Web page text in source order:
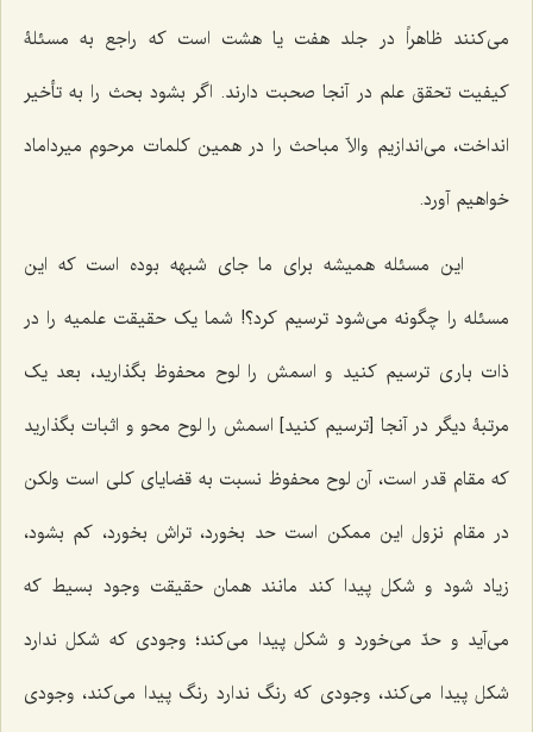
مى‌کنند ظاهراً در جلد هفت یا هشت است که راجع به مسئلۀ
کیفیت تحقق علم در آنجا صحبت دارند. اگر بشود بحث را به تأخیر
انداخت، می‌اندازیم والاّ مباحث را در همین کلمات مرحوم میرداماد
خواهیم آورد.
این مسئله همیشه براى ما جاى شبهه بوده است که این
مسئله را چگونه مى‌شود ترسیم کرد؟! شما یک حقیقت علمیه را در
ذات بارى ترسیم کنید و اسمش را لوح محفوظ بگذارید، بعد یک
مرتبۀ دیگر در آنجا [ترسیم کنید] اسمش را لوح محو و اثبات بگذارید
که مقام قدر است، آن لوح محفوظ نسبت به قضایاى کلى است ولکن
در مقام نزول این ممکن است حد بخورد، تراش بخورد، کم بشود،
زیاد شود و شکل پیدا کند مانند همان حقیقت وجود بسیط که
مى‌آید و حدّ مى‌خورد و شکل پیدا مى‌کند؛ وجودى که شکل ندارد
شکل پیدا مى‌کند، وجودى که رنگ ندارد رنگ پیدا مى‌کند، وجودى